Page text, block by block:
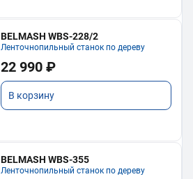
BELMASH WBS-228/2
Ленточнопильный станок по дереву
22 990 ₽
В корзину
BELMASH WBS-355
Ленточнопильный станок по дереву